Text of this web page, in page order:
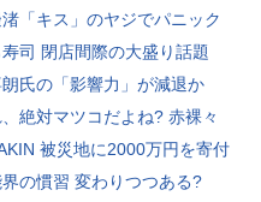
「キス」のヤジでパニック
寿司 閉店間際の大盛り話題
氏の「影響力」が減退か
絶対マツコだよね? 赤裸々
被災地に2000万円を寄付
の慣習 変わりつつある?